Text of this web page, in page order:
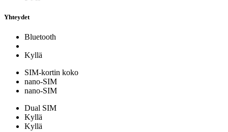
Yhteydet
Bluetooth
Kyllä
SIM-kortin koko
nano-SIM
nano-SIM
Dual SIM
Kyllä
Kyllä